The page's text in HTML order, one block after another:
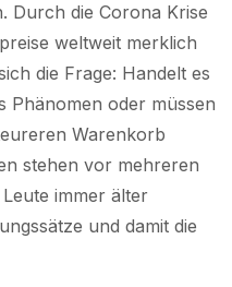
Durch die Corona Krise
weltweit merklich
die Frage: Handelt es
Phänomen oder müssen
Warenkorb
stehen vor mehreren
immer älter
und damit die